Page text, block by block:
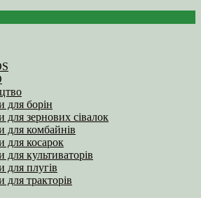
для борін
для зернових сівалок
для комбайнів
для косарок
для культиваторів
для плугів
для тракторів